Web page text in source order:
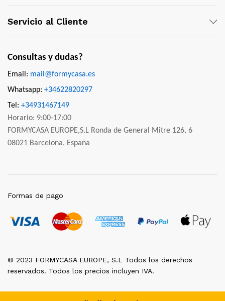
Servicio al Cliente
Consultas y dudas?
Email: mail@formycasa.es
Whatsapp: +34622820297
Tel: +34931467149
Horario: 9:00-17:00
FORMYCASA EUROPE,S.L Ronda de General Mitre 126, 6
08021 Barcelona, España
© 2023 FORMYCASA EUROPE, S.L Todos los derechos
reservados. Todos los precios incluyen IVA.
Formas de pago